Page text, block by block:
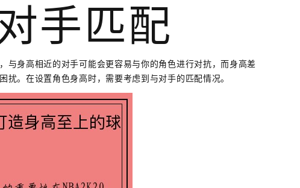
手匹配
与身高相近的对手可能会更容易与你的角色进行对抗，而身高差
。在设置角色身高时，需要考虑到与对手的匹配情况。